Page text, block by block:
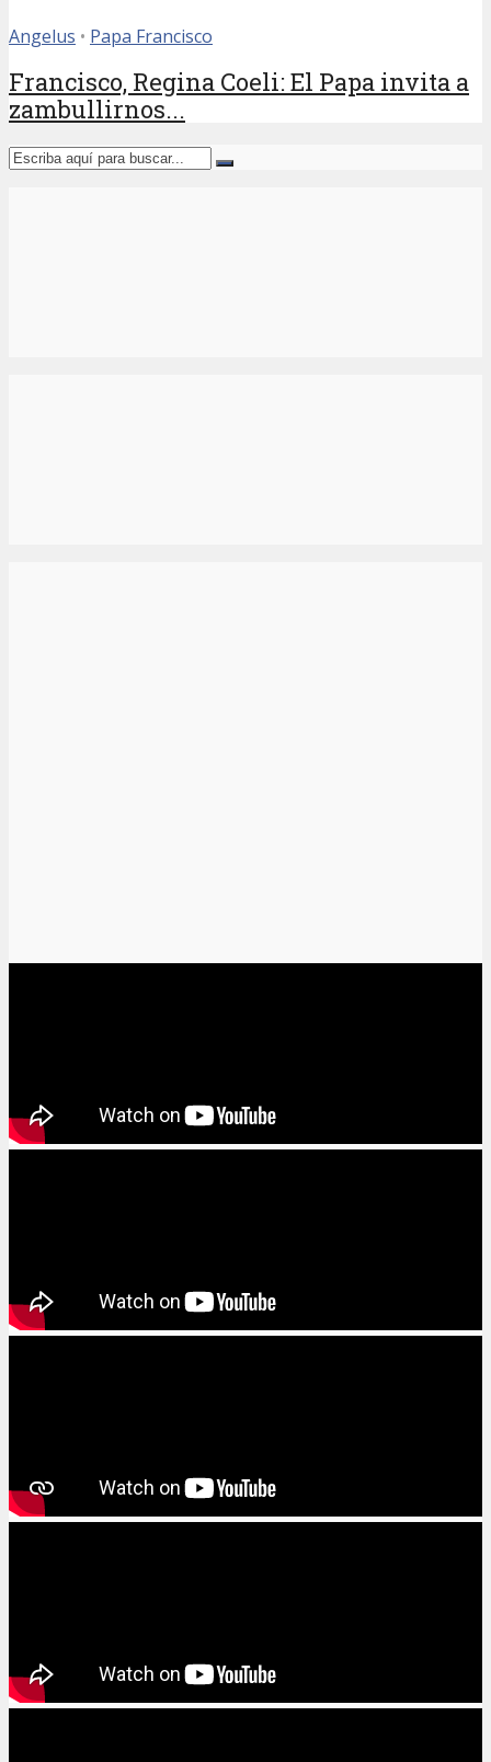
Angelus • Papa Francisco
Francisco, Regina Coeli: El Papa invita a
zambullirnos...